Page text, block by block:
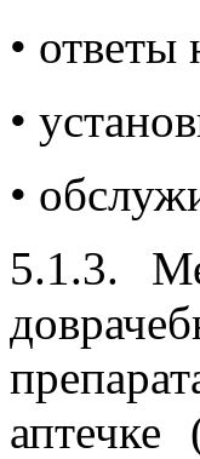
•
•
•
5.1.3.
аптечке